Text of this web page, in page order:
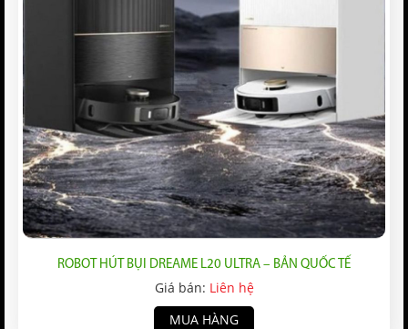
ROBOT HÚT BỤI DREAME L20 ULTRA – BẢN QUỐC TẾ
Giá bán: Liên hệ
MUA HÀNG